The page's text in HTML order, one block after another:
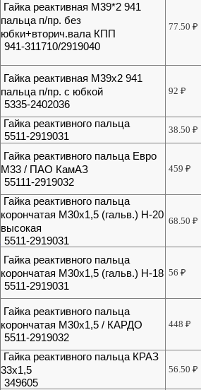
Гайка реактивная М39*2 941
пальца п/пр. без
юбки+вторич.вала КПП
941-311710/2919040
77.50₽
Гайка реактивная М39х2 941
пальца п/пр. с юбкой
5335-2402036
92₽
Гайка реактивного пальца
5511-2919031
38.50₽
Гайка реактивного пальца Евро
М33 / ПАО КамАЗ
55111-2919032
459₽
Гайка реактивного пальца
корончатая М30х1,5 (гальв.) H-20
высокая
5511-2919031
68.50₽
Гайка реактивного пальца
корончатая М30х1,5 (гальв.) Н-18
5511-2919031
56₽
Гайка реактивного пальца
корончатая М30х1,5 / КАРДО
5511-2919032
448₽
Гайка реактивного пальца КРАЗ
33х1,5
349605
56.50₽